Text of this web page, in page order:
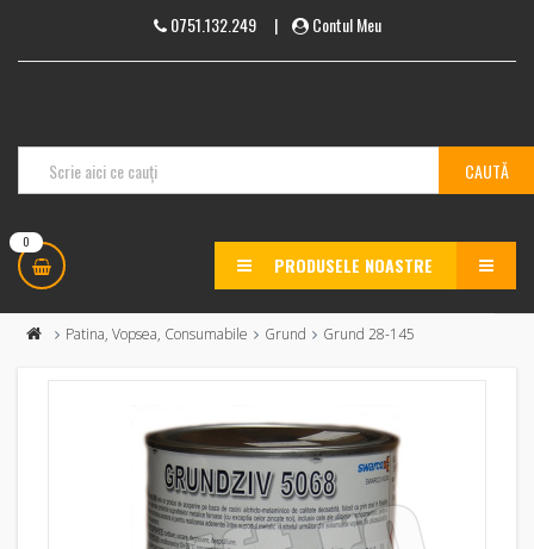
0751.132.249| Contul Meu
0
PRODUSELE NOASTRE MENU
Patina, Vopsea, Consumabile Grund Grund 28-145